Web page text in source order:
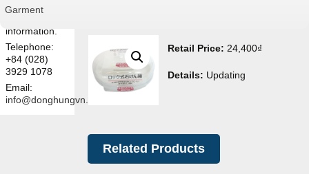
Garment
Contact us
information.
Telephone:
+84 (028)
3929 1078
Email:
info@donghungvn.com
Retail Price: 24,400₫
Details: Updating
Related Products